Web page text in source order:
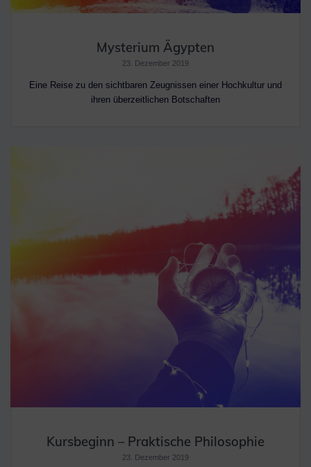
Mysterium Ägypten
23. Dezember 2019
Eine Reise zu den sichtbaren Zeugnissen einer Hochkultur und
ihren überzeitlichen Botschaften
Kursbeginn – Praktische Philosophie
23. Dezember 2019